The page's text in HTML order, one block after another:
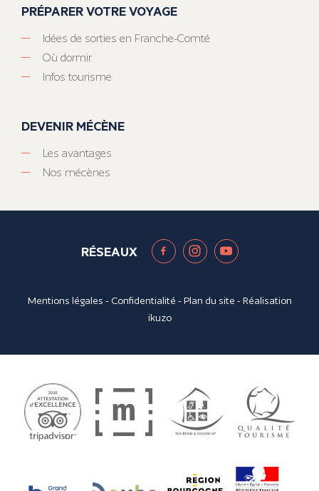
PRÉPARER VOTRE VOYAGE
Idées de sorties en Franche-Comté
Où dormir
Infos tourisme
DEVENIR MÉCÈNE
Les avantages
Nos mécènes
RÉSEAUX
Mentions légales - Confidentialité -Plan du site - Réalisation
ikuzo